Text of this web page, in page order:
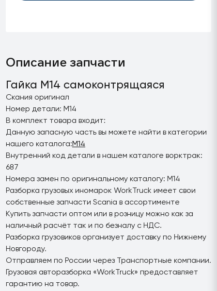
Описание запчасти
Гайка M14 самоконтрящаяся
Скания оригинал
Номер детали: M14
В комплект товара входит:
Данную запасную часть вы можете найти в категории
нашего каталога:M14
Внутренний код детали в нашем каталоге ворктрак:
687
Номера замен по оригинальному каталогу: M14
Разборка грузовых иномарок WorkTruck имеет свои
собственные запчасти Scania в ассортименте
Купить запчасти оптом или в розницу можно как за
наличный расчёт так и по безналу с НДС.
Разборка грузовиков организует доставку по Нижнему
Новгороду.
Отправляем по России через Транспортные компании.
Грузовая авторазборка «WorkTruck» предоставляет
гарантию на товар.